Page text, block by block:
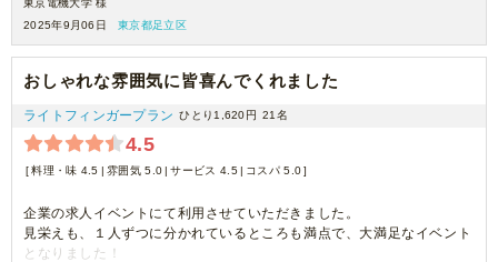
東京電機大学 様
2025年9月06日
東京都足立区
おしゃれな雰囲気に皆喜んでくれました
ライトフィンガープラン ひとり1,620円 21名
4.5
料理・味 4.5 雰囲気 5.0 サービス 4.5 コスパ 5.0
企業の求人イベントにて利用させていただきました。
見栄えも、１人ずつに分かれているところも満点で、大満足なイベント
となりました！